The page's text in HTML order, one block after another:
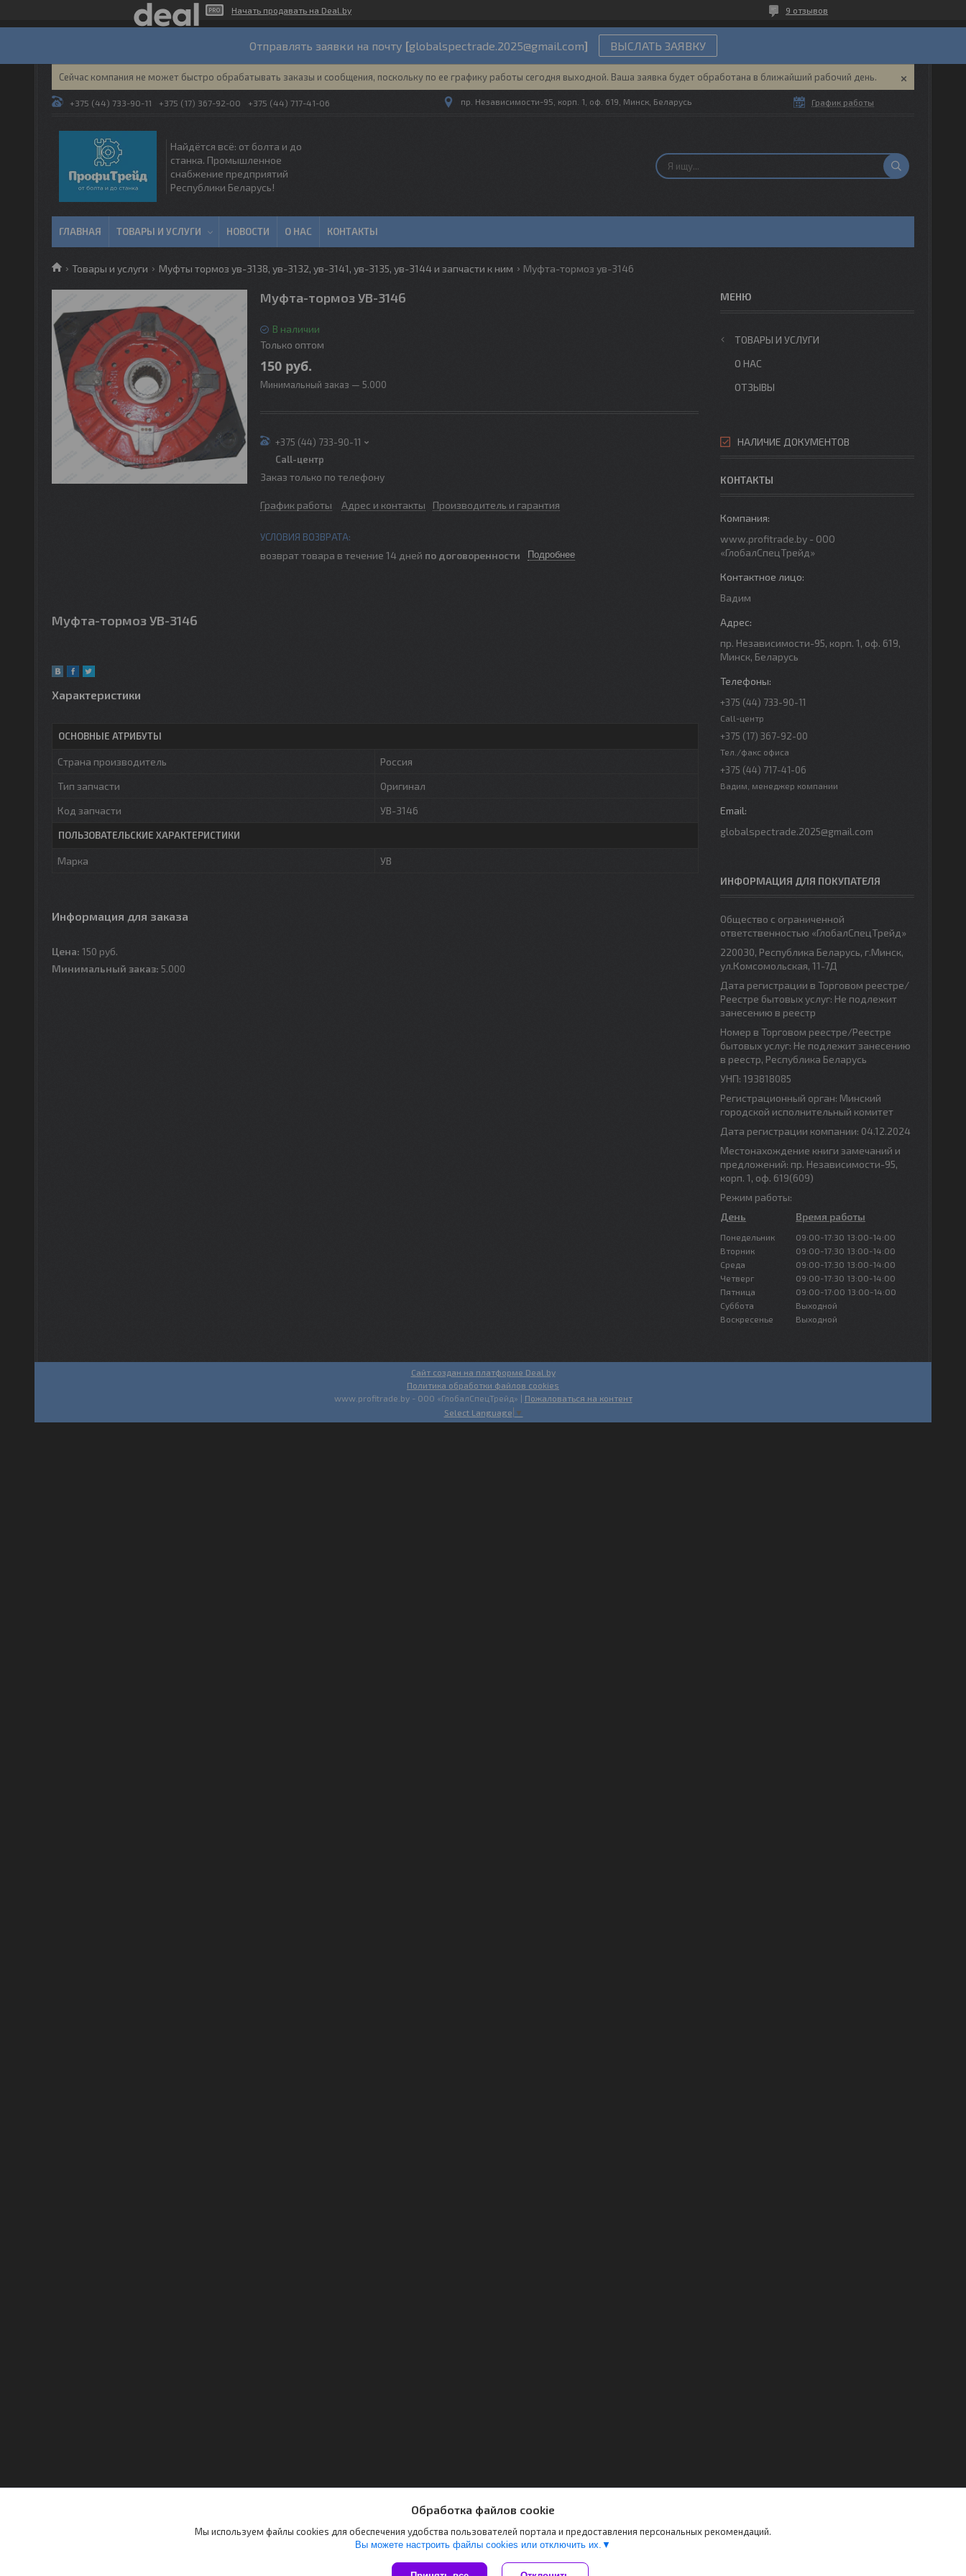
Начать продавать на Deal.by 9 отзывов
Отправлять заявки на почту [globalspectrade.2025@gmail.com] ВЫСЛАТЬ ЗАЯВКУ
Сейчас компания не может быстро обрабатывать заказы и сообщения, поскольку по ее графику работы сегодня выходной. Ваша заявка будет обработана в ближайший рабочий день.
+375 (44) 733-90-11 +375 (17) 367-92-00 +375 (44) 717-41-06 пр. Независимости-95, корп. 1, оф. 619, Минск, Беларусь График работы
Найдётся всё: от болта и до
станка. Промышленное
снабжение предприятий
Республики Беларусь!
ГЛАВНАЯ ТОВАРЫ И УСЛУГИ НОВОСТИ О НАС КОНТАКТЫ
Товары и услуги Муфты тормоз ув-3138, ув-3132, ув-3141, ув-3135, ув-3144 и запчасти к ним Муфта-тормоз ув-3146
Муфта-тормоз УВ-3146
В наличии
Только оптом
150 руб.
Минимальный заказ — 5.000
+375 (44) 733-90-11
Call-центр
Заказ только по телефону
График работы Адрес и контакты Производитель и гарантия
возврат товара в течение 14 дней по договоренности Подробнее
Муфта-тормоз УВ-3146
Характеристики
ОСНОВНЫЕ АТРИБУТЫ
Страна производитель
Россия
Тип запчасти
Оригинал
Код запчасти
УВ-3146
ПОЛЬЗОВАТЕЛЬСКИЕ ХАРАКТЕРИСТИКИ
Марка УВ
Информация для заказа
Цена: 150 руб.
Минимальный заказ: 5.000
ТОВАРЫ И УСЛУГИ
О НАС
ОТЗЫВЫ
НАЛИЧИЕ ДОКУМЕНТОВ
КОНТАКТЫ
www.profitrade.by - ООО
«ГлобалСпецТрейд»
Вадим
пр. Независимости-95, корп. 1, оф. 619,
Минск, Беларусь
+375 (44) 733-90-11
Call-центр
+375 (17) 367-92-00
Тел./факс офиса
+375 (44) 717-41-06
Вадим, менеджер компании
globalspectrade.2025@gmail.com
ИНФОРМАЦИЯ ДЛЯ ПОКУПАТЕЛЯ
Общество с ограниченной
ответственностью «ГлобалСпецТрейд»
220030, Республика Беларусь, г.Минск,
ул.Комсомольская, 11-7Д
Дата регистрации в Торговом реестре/
Реестре бытовых услуг: Не подлежит
занесению в реестр
Номер в Торговом реестре/Реестре
бытовых услуг: Не подлежит занесению
в реестр, Республика Беларусь
УНП: 193818085
Регистрационный орган: Минский
городской исполнительный комитет
Дата регистрации компании: 04.12.2024
Местонахождение книги замечаний и
предложений: пр. Независимости-95,
корп. 1, оф. 619(609)
Режим работы:
День
Время работы
Понедельник 09:00-17:30 13:00-14:00
Вторник
09:00-17:30 13:00-14:00
Среда
09:00-17:30 13:00-14:00
Четверг
09:00-17:30 13:00-14:00
Пятница
09:00-17:00 13:00-14:00
Суббота
Выходной
Воскресенье
Выходной
Сайт создан на платформе Deal.by
Политика обработки файлов cookies
Обработка файлов cookie
Мы используем файлы cookies для обеспечения удобства пользователей портала и предоставления персональных рекомендаций.
Вы можете настроить файлы cookies или отключить их.
www.profitrade.by - ООО «ГлобалСпецТрейд» | Пожаловаться на контент
Select Language ▼